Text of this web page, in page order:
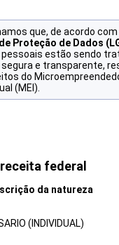
que, de acordo com
Proteção de Dados
estão sendo
e transparente,
do
(MEI).
federal
da natureza
(INDIVIDUAL)